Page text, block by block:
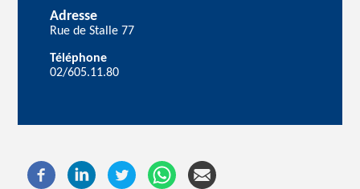
Adresse
Rue de Stalle 77
Téléphone
02/605.11.80